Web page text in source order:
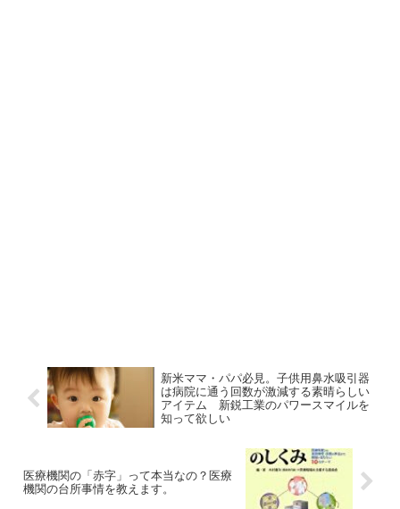
新米ママ・パパ必見。子供用鼻水吸引器
は病院に通う回数が激減する素晴らしい
アイテム 新鋭工業のパワースマイルを
知って欲しい
医療機関の「赤字」って本当なの？医療
機関の台所事情を教えます。